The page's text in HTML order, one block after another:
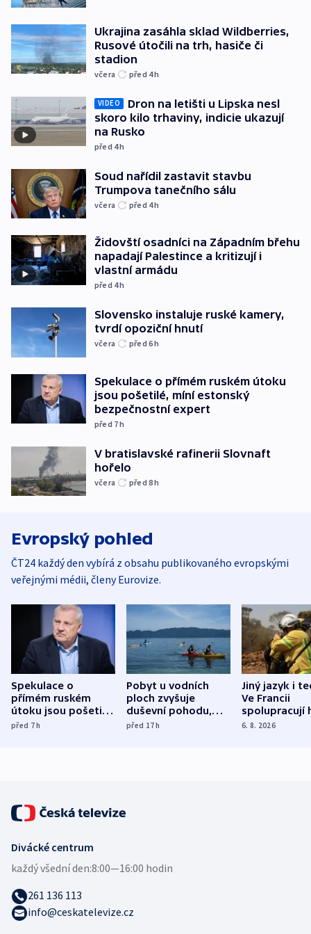
Ukrajina zasáhla sklad Wildberries,
Rusové útočili na trh, hasiče či
stadion
včera před 4h
VIDEO
Dron na letišti u Lipska nesl
skoro kilo trhaviny, indicie ukazují
na Rusko
před 4h
Soud nařídil zastavit stavbu
Trumpova tanečního sálu
včera před 4h
Židovští osadníci na Západním břehu
napadají Palestince a kritizují i
vlastní armádu
před 4h
Slovensko instaluje ruské kamery,
tvrdí opoziční hnutí
včera před 6h
Spekulace o přímém ruském útoku
jsou pošetilé, míní estonský
bezpečnostní expert
před 7h
V bratislavské rafinerii Slovnaft
hořelo
včera před 8h
Evropský pohled
ČT24 každý den vybírá z obsahu publikovaného evropskými
veřejnými médii, členy Eurovize.
Spekulace o
přímém ruském
útoku jsou pošetilé,
míní estonský
před 7h
Pobyt u vodních
ploch zvyšuje
duševní pohodu,
ukázala
před 17h
Jiný jazyk i
Ve Francii
spolupracují
různých zemí
6. 8. 2026
Divácké centrum
každý všední den:8:00—16:00 hodin
261 136 113
info@ceskatelevize.cz